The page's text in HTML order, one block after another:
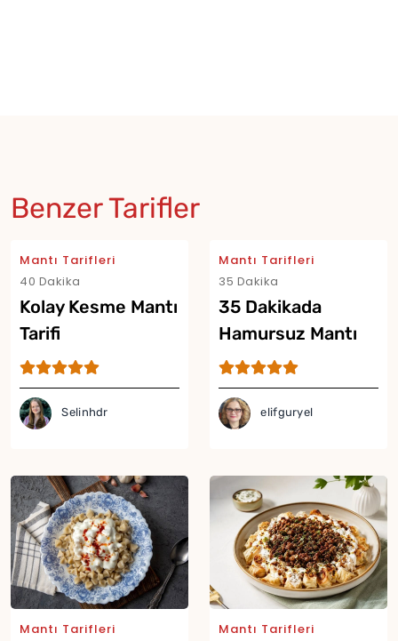
Benzer Tarifler
Mantı Tarifleri
40 Dakika
Kolay Kesme Mantı
Tarifi
Selinhdr
Mantı Tarifleri
35 Dakika
35 Dakikada
Hamursuz Mantı
Tarifi
elifguryel
Mantı Tarifleri
Mantı Tarifleri